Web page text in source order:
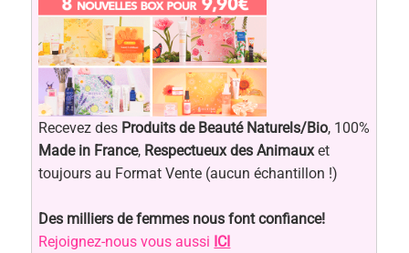
Recevez des Produits de Beauté Naturels/Bio, 100%
Made in France, Respectueux des Animauxet
toujours au Format Vente (aucun échantillon !)
Des milliers de femmes nous font confiance!
Rejoignez-nous vous aussi ICI